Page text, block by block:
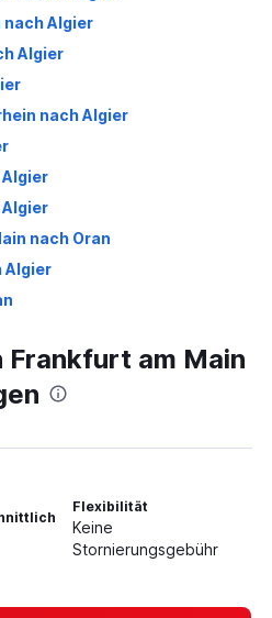
nach Algier
Algier
nach Algier
Algier
Algier
nach Oran
Algier
nach Constantine
nach Biskra
Frankfurt am Main
Flexibilität
Keine
Stornierungsgebühr